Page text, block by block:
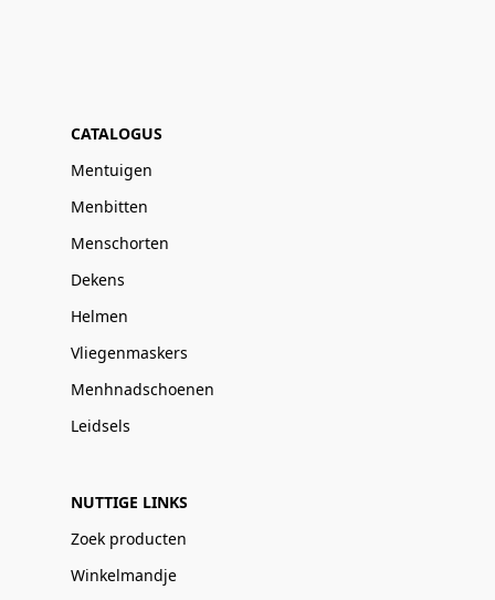
CATALOGUS
Mentuigen
Menbitten
Menschorten
Dekens
Helmen
Vliegenmaskers
Menhnadschoenen
Leidsels
NUTTIGE LINKS
Zoek producten
Winkelmandje